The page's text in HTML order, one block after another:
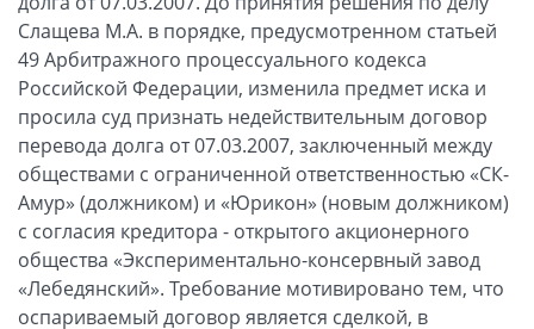
Слащева М.А. в порядке, предусмотренном статьей
49 Арбитражного процессуального кодекса
Российской Федерации, изменила предмет иска и
просила суд признать недействительным договор
перевода долга от 07.03.2007, заключенный между
обществами с ограниченной ответственностью «СК-
Амур» (должником) и «Юрикон» (новым должником)
с согласия кредитора - открытого акционерного
общества «Экспериментально-консервный завод
«Лебедянский». Требование мотивировано тем, что
оспариваемый договор является сделкой, в